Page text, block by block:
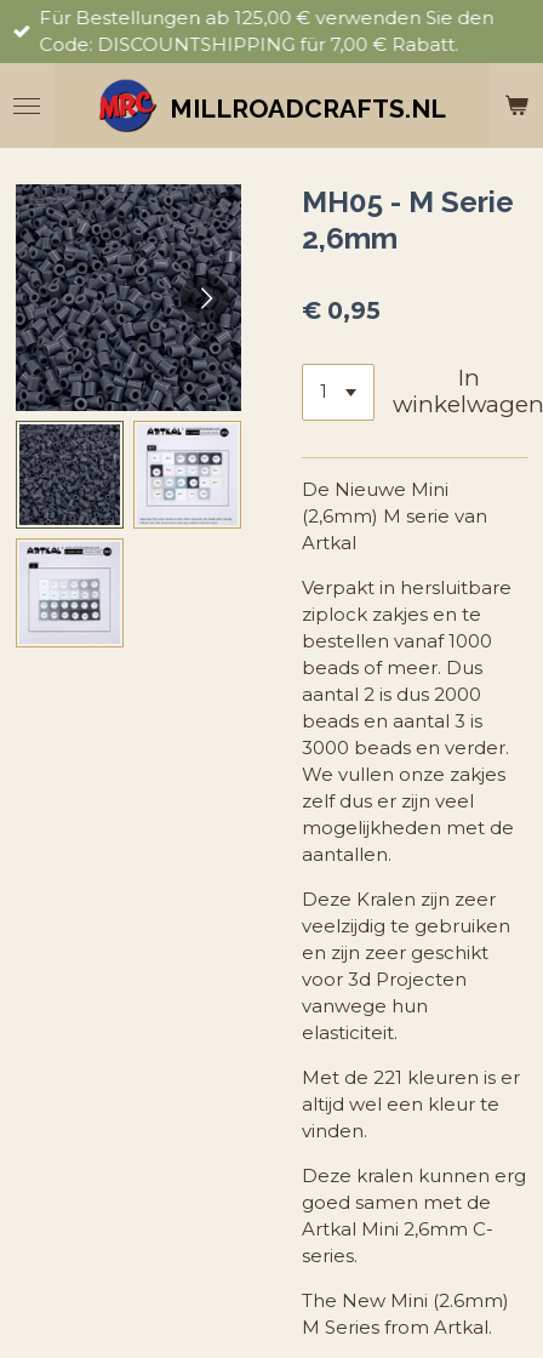
Ga
direct
de
hoofdinhoud
MILLROADCRAFTS.NL
Für Bestellungen ab 125,00 € verwenden Sie den
Code: DISCOUNTSHIPPING für 7,00 € Rabatt.
MH05 - M Serie
2,6mm
€ 0,95
In
De Nieuwe Mini
(2,6mm) M serie van
Artkal
Verpakt in hersluitbare
ziplock zakjes en te
bestellen vanaf 1000
beads of meer. Dus
aantal 2 is dus 2000
beads en aantal 3 is
3000 beads en verder.
We vullen onze zakjes
zelf dus er zijn veel
mogelijkheden met de
aantallen.
Deze Kralen zijn zeer
veelzijdig te gebruiken
en zijn zeer geschikt
voor 3d Projecten
vanwege hun
elasticiteit.
Met de 221 kleuren is er
altijd wel een kleur te
vinden.
Deze kralen kunnen erg
goed samen met de
Artkal Mini 2,6mm C-
series.
The New Mini (2.6mm)
M Series from Artkal.